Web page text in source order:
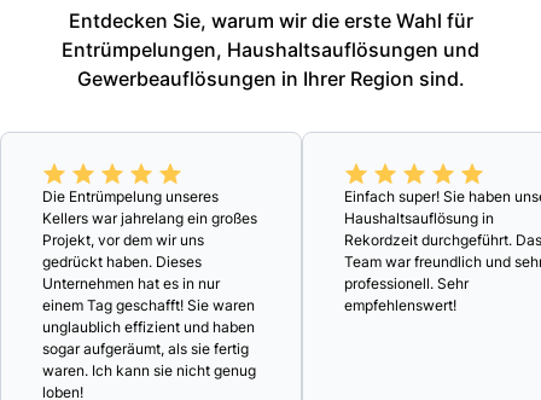
Entdecken Sie, warum wir die erste Wahl für
Entrümpelungen, Haushaltsauflösungen und
Gewerbeauflösungen in Ihrer Region sind.
Die Entrümpelung unseres
Kellers war jahrelang ein großes
Projekt, vor dem wir uns
gedrückt haben. Dieses
Unternehmen hat es in nur
einem Tag geschafft! Sie waren
unglaublich effizient und haben
sogar aufgeräumt, als sie fertig
waren. Ich kann sie nicht genug
loben!
Einfach super! Sie haben
Haushaltsauflösung in
Rekordzeit durchgeführt. Das
Team war freundlich und
professionell. Sehr
empfehlenswert!